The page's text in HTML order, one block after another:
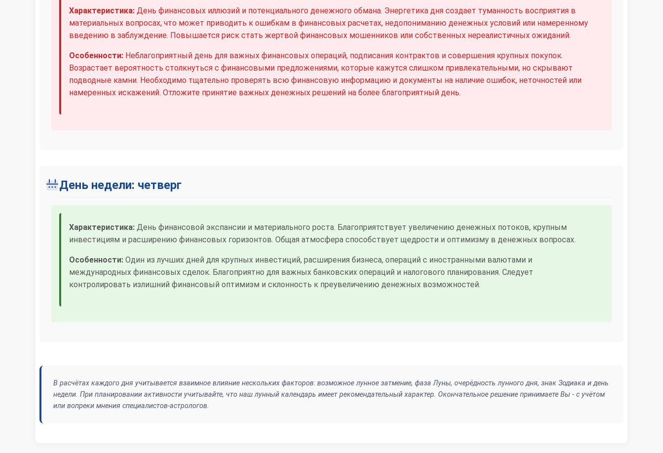
Характеристика: День финансовых иллюзий и потенциального денежного обмана. Энергетика дня создает туманность восприятия в
материальных вопросах, что может приводить к ошибкам в финансовых расчетах, недопониманию денежных условий или намеренному
введению в заблуждение. Повышается риск стать жертвой финансовых мошенников или собственных нереалистичных ожиданий.
Особенности: Неблагоприятный день для важных финансовых операций, подписания контрактов и совершения крупных покупок.
Возрастает вероятность столкнуться с финансовыми предложениями, которые кажутся слишком привлекательными, но скрывают
подводные камни. Необходимо тщательно проверять всю финансовую информацию и документы на наличие ошибок, неточностей или
намеренных искажений. Отложите принятие важных денежных решений на более благоприятный день.
День недели: четверг
Характеристика: День финансовой экспансии и материального роста. Благоприятствует увеличению денежных потоков, крупным
инвестициям и расширению финансовых горизонтов. Общая атмосфера способствует щедрости и оптимизму в денежных вопросах.
Особенности: Один из лучших дней для крупных инвестиций, расширения бизнеса, операций с иностранными валютами и
международных финансовых сделок. Благоприятно для важных банковских операций и налогового планирования. Следует
контролировать излишний финансовый оптимизм и склонность к преувеличению денежных возможностей.
В расчётах каждого дня учитывается взаимное влияние нескольких факторов: возможное лунное затмение, фаза Луны, очерёдность лунного дня, знак Зодиака и день
недели. При планировании активности учитывайте, что наш лунный календарь имеет рекомендательный характер. Окончательное решение принимаете Вы - с учётом
или вопреки мнения специалистов-астрологов.